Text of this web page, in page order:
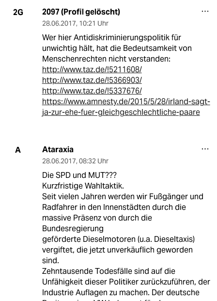
2G 2097 (Profil gelöscht)
28.06.2017, 10:21 Uhr
Wer hier Antidiskriminierungspolitik für
unwichtig hält, hat die Bedeutsamkeit von
Menschenrechten nicht verstanden:
http://www.taz.de/!5211608/
http://www.taz.de/!5366903/
http://www.taz.de/!5337676/
https://www.amnesty.de/2015/5/28/irland-sagt-
ja-zur-ehe-fuer-gleichgeschlechtliche-paare
A Ataraxia
28.06.2017, 08:32 Uhr
Die SPD und MUT???
Kurzfristige Wahltaktik.
Seit vielen Jahren werden wir Fußgänger und
Radfahrer in den Innenstädten durch die
massive Präsenz von durch die
Bundesregierung
geförderte Dieselmotoren (u.a. Dieseltaxis)
vergiftet, die jetzt unverkäuflich geworden
sind.
Zehntausende Todesfälle sind auf die
Unfähigkeit dieser Politiker zurückzuführen, der
Industrie Auflagen zu machen. Der deutsche